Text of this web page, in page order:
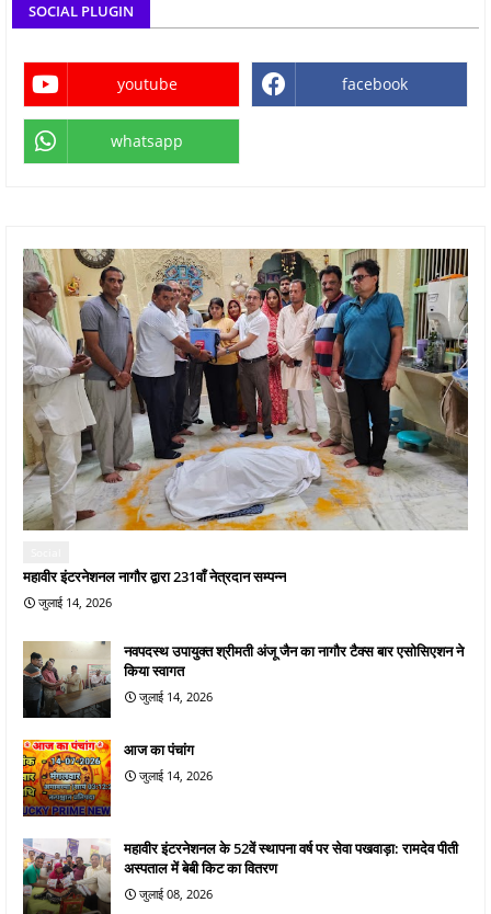
SOCIAL PLUGIN
youtube facebook
whatsapp
महावीर इंटरनेशनल नागौर द्वारा 231वाँ नेत्रदान सम्पन्न
जुलाई 14, 2026
नवपदस्थ उपायुक्त श्रीमती अंजू जैन का नागौर टैक्स बार एसोसिएशन ने
किया स्वागत
जुलाई 14, 2026
आज का पंचांग
जुलाई 14, 2026
महावीर इंटरनेशनल के 52वें स्थापना वर्ष पर सेवा पखवाड़ा: रामदेव पीती
अस्पताल में बेबी किट का वितरण
जुलाई 08, 2026